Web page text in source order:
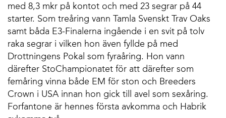
med 8,3 mkr på kontot och med 23 segrar på 44
starter. Som treåring vann Tamla Svenskt Trav Oaks
samt båda E3-Finalerna ingående i en svit på tolv
raka segrar i vilken hon även fyllde på med
Drottningens Pokal som fyraåring. Hon vann
därefter StoChampionatet för att därefter som
femåring vinna både EM för ston och Breeders
Crown i USA innan hon gick till avel som sexåring.
Forfantone är hennes första avkomma och Habrik